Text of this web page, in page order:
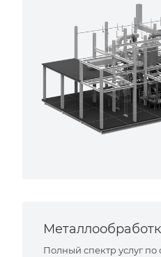
Полный спектр услуг